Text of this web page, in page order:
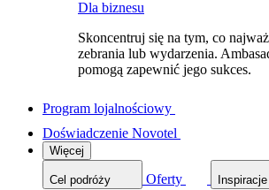
Dla biznesu
Skoncentruj się na tym, co
zebrania lub wydarzenia.
pomogą zapewnić jego sukces.
Program lojalnościowy
Doświadczenie Novotel
Więcej
Cel podróży Oferty Inspiracje